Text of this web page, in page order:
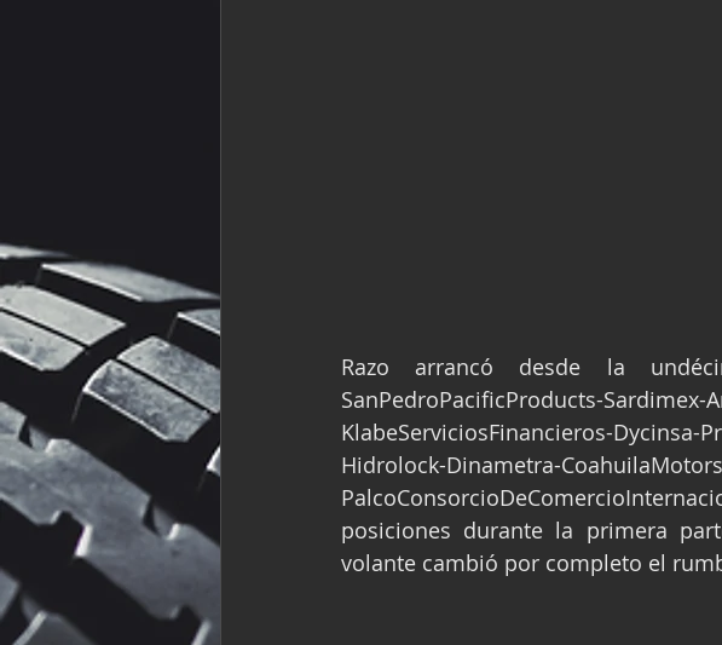
Razo arrancó desde la
SanPedroPacificProducts-Sardimex-
KlabeServiciosFinancieros-Dycinsa-
Hidrolock-Dinametra-
posiciones durante la primera
volante cambió por completo el